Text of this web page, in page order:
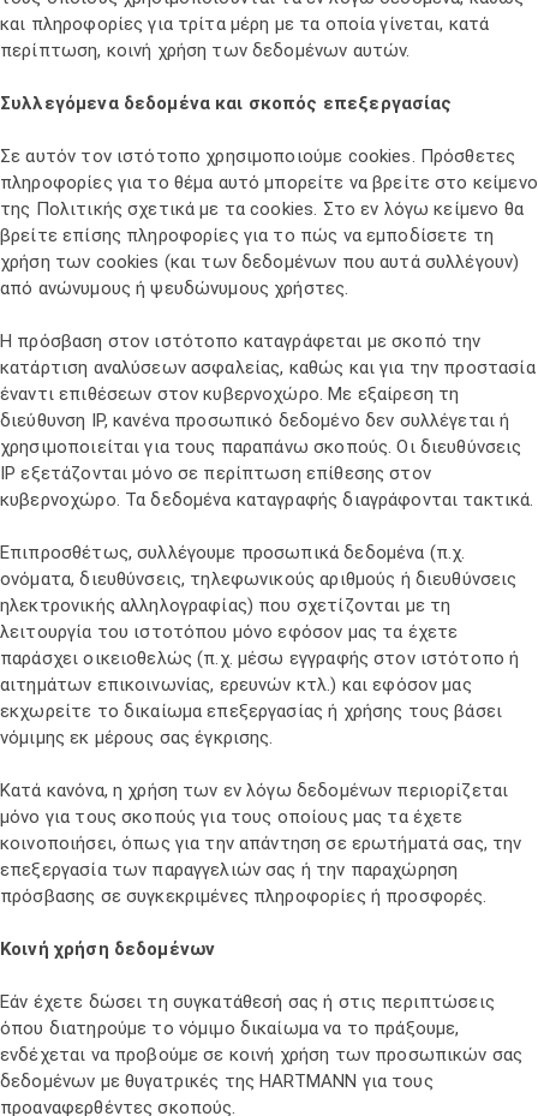
και πληροφορίες για τρίτα μέρη με τα οποία γίνεται, κατά
περίπτωση, κοινή χρήση των δεδομένων αυτών.
Συλλεγόμενα δεδομένα και σκοπός επεξεργασίας
Σε αυτόν τον ιστότοπο χρησιμοποιούμε cookies. Πρόσθετες
πληροφορίες για το θέμα αυτό μπορείτε να βρείτε στο κείμενο
της Πολιτικής σχετικά με τα cookies. Στο εν λόγω κείμενο θα
βρείτε επίσης πληροφορίες για το πώς να εμποδίσετε τη
χρήση των cookies (και των δεδομένων που αυτά συλλέγουν)
από ανώνυμους ή ψευδώνυμους χρήστες.
Η πρόσβαση στον ιστότοπο καταγράφεται με σκοπό την
κατάρτιση αναλύσεων ασφαλείας, καθώς και για την προστασία
έναντι επιθέσεων στον κυβερνοχώρο. Με εξαίρεση τη
διεύθυνση IP, κανένα προσωπικό δεδομένο δεν συλλέγεται ή
χρησιμοποιείται για τους παραπάνω σκοπούς. Οι διευθύνσεις
IP εξετάζονται μόνο σε περίπτωση επίθεσης στον
κυβερνοχώρο. Τα δεδομένα καταγραφής διαγράφονται τακτικά.
Επιπροσθέτως, συλλέγουμε προσωπικά δεδομένα (π.χ.
ονόματα, διευθύνσεις, τηλεφωνικούς αριθμούς ή διευθύνσεις
ηλεκτρονικής αλληλογραφίας) που σχετίζονται με τη
λειτουργία του ιστοτόπου μόνο εφόσον μας τα έχετε
παράσχει οικειοθελώς (π.χ. μέσω εγγραφής στον ιστότοπο ή
αιτημάτων επικοινωνίας, ερευνών κτλ.) και εφόσον μας
εκχωρείτε το δικαίωμα επεξεργασίας ή χρήσης τους βάσει
νόμιμης εκ μέρους σας έγκρισης.
Κατά κανόνα, η χρήση των εν λόγω δεδομένων περιορίζεται
μόνο για τους σκοπούς για τους οποίους μας τα έχετε
κοινοποιήσει, όπως για την απάντηση σε ερωτήματά σας, την
επεξεργασία των παραγγελιών σας ή την παραχώρηση
πρόσβασης σε συγκεκριμένες πληροφορίες ή προσφορές.
Κοινή χρήση δεδομένων
Εάν έχετε δώσει τη συγκατάθεσή σας ή στις περιπτώσεις
όπου διατηρούμε το νόμιμο δικαίωμα να το πράξουμε,
ενδέχεται να προβούμε σε κοινή χρήση των προσωπικών σας
δεδομένων με θυγατρικές της HARTMANN για τους
προαναφερθέντες σκοπούς.